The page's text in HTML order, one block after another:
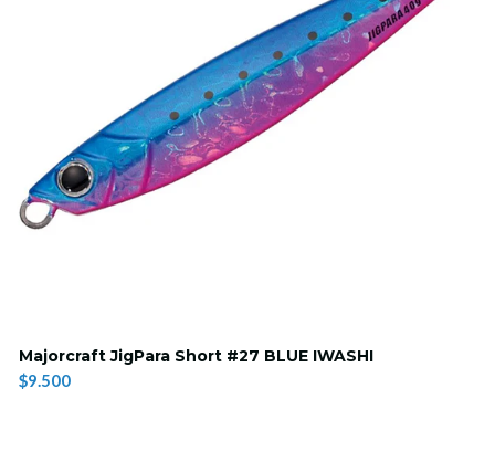
Majorcraft JigPara Short #27 BLUE IWASHI
$9.500